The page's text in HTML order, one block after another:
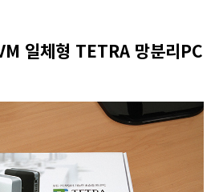
일체형 TETRA 망분리PC